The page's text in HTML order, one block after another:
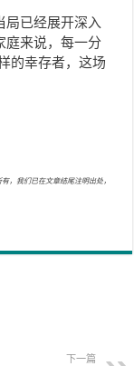
局已经展开深入
庭来说，每一分
的幸存者，这场
，我们已在文章结尾注明出处，
下一篇